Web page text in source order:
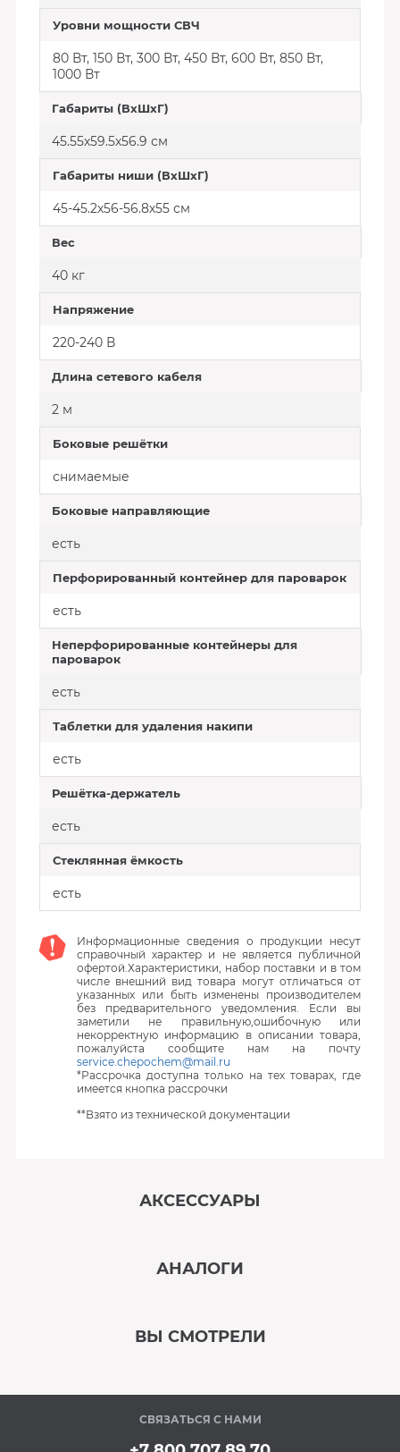
Уровни мощности СВЧ
80 Вт, 150 Вт, 300 Вт, 450 Вт, 600 Вт, 850 Вт,
1000 Вт
Габариты (ВхШхГ)
45.55х59.5х56.9 см
Габариты ниши (ВхШхГ)
45-45.2х56-56.8х55 см
Вес
40 кг
Напряжение
220-240 В
Длина сетевого кабеля
2 м
Боковые решётки
снимаемые
Боковые направляющие
есть
Перфорированный контейнер для пароварок
есть
Неперфорированные контейнеры для
пароварок
есть
Таблетки для удаления накипи
есть
Решётка-держатель
есть
Стеклянная ёмкость
есть
Информационные сведения о продукции несут
справочный характер и не является публичной
офертой.Характеристики, набор поставки и в том
числе внешний вид товара могут отличаться от
указанных или быть изменены производителем
без предварительного уведомления. Если вы
заметили не правильную,ошибочную или
некорректную информацию в описании товара,
пожалуйста сообщите нам на почту
service.chepochem@mail.ru
*Рассрочка доступна только на тех товарах, где
имеется кнопка рассрочки
**Взято из технической документации
АКСЕССУАРЫ
АНАЛОГИ
ВЫ СМОТРЕЛИ
В наличии
СВЯЗАТЬСЯ С НАМИ